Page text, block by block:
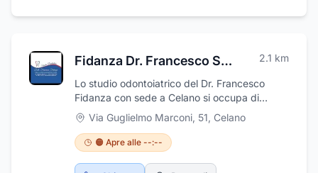
riscaldamento. Eseguiamo riparazioni,
adibiti ad uso civile o industriale, impianti
solari termici per l’integrazione e la
produzione di acqua calda sanitaria.
Effettuiamo forniture e posa in opera di
apparecchi idrico sanitari, accessori per
bagni, box doccia, vasche idromassaggio,
impianti di riscaldamento radianti a
pavimento, caldaie convenzionali e a
Fidanza Dr. Francesco Studio Dentistico 2.1 km
Lo studio odontoiatrico del Dr. Francesco
Fidanza con sede a Celano si occupa di
prevenzione, igiene e cura di qualsiasi
problema dentale. Il Dr. Fidanza, ormai con
una ventennale esperienza nel settore ha
sempre cercato di coniugare l’innovazione
tecnologica alla fidelizzazione della clientela.
Via Guglielmo Marconi, 51, Celano
🟠 Apre alle --:--